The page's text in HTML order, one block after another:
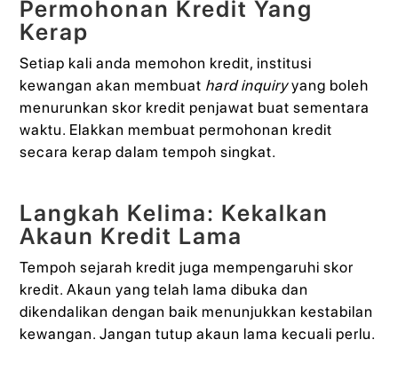
Permohonan Kredit Yang
Kerap
Setiap kali anda memohon kredit, institusi
kewangan akan membuat hard inquiryyang boleh
menurunkan skor kredit penjawat buat sementara
waktu. Elakkan membuat permohonan kredit
secara kerap dalam tempoh singkat.
Langkah Kelima: Kekalkan
Akaun Kredit Lama
Tempoh sejarah kredit juga mempengaruhi skor
kredit. Akaun yang telah lama dibuka dan
dikendalikan dengan baik menunjukkan kestabilan
kewangan. Jangan tutup akaun lama kecuali perlu.